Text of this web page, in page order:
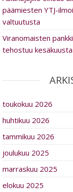
päämiesten YTJ-
valtuutusta
Viranomaisten
tehostuu
toukokuu 2026
huhtikuu 2026
tammikuu 2026
joulukuu 2025
marraskuu 2025
elokuu 2025